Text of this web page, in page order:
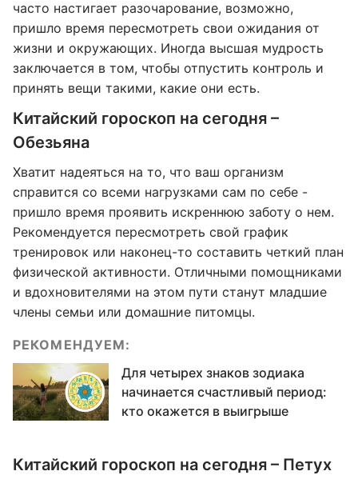
часто настигает разочарование, возможно,
пришло время пересмотреть свои ожидания от
жизни и окружающих. Иногда высшая мудрость
заключается в том, чтобы отпустить контроль и
принять вещи такими, какие они есть.
Китайский гороскоп на сегодня –
Обезьяна
Хватит надеяться на то, что ваш организм
справится со всеми нагрузками сам по себе -
пришло время проявить искреннюю заботу о нем.
Рекомендуется пересмотреть свой график
тренировок или наконец-то составить четкий план
физической активности. Отличными помощниками
и вдохновителями на этом пути станут младшие
члены семьи или домашние питомцы.
РЕКОМЕНДУЕМ:
Для четырех знаков зодиака
начинается счастливый период:
кто окажется в выигрыше
Китайский гороскоп на сегодня – Петух